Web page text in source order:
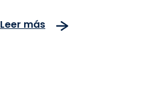
Leer más